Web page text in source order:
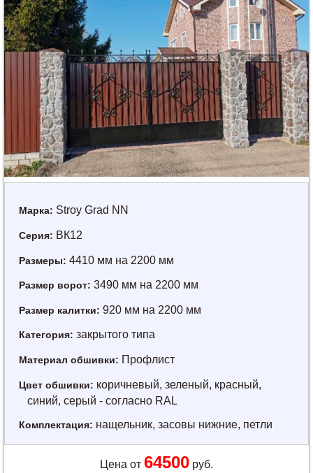
Марка: Stroy Grad NN
Серия: ВК12
Размеры: 4410 мм на 2200 мм
Размер ворот: 3490 мм на 2200 мм
Размер калитки: 920 мм на 2200 мм
Категория: закрытого типа
Материал обшивки: Профлист
Цвет обшивки: коричневый, зеленый, красный,
синий, серый - согласно RAL
Комплектация: нащельник, засовы нижние, петли
Цена от 64500 руб.